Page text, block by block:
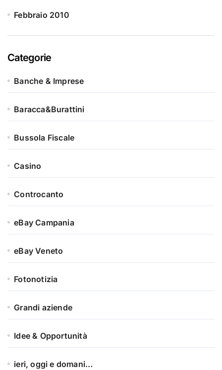
Febbraio 2010
Categorie
Banche & Imprese
Baracca&Burattini
Bussola Fiscale
Casino
Controcanto
eBay Campania
eBay Veneto
Fotonotizia
Grandi aziende
Idee & Opportunità
ieri, oggi e domani…